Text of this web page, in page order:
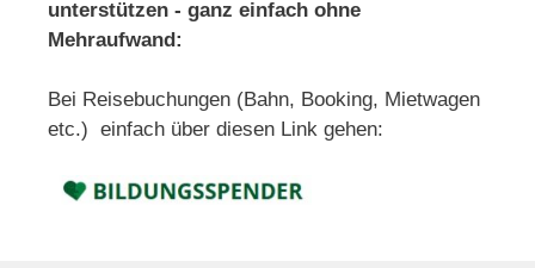
unterstützen - ganz einfach ohne
Mehraufwand:
Bei Reisebuchungen (Bahn, Booking, Mietwagen
etc.) einfach über diesen Link gehen: